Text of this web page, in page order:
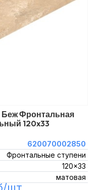
Беж Фронтальная
120x33
620070002850
Фронтальные ступени
120x33
матовая